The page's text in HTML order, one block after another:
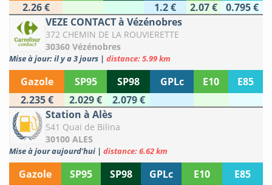
2.26 €
1.2 € 2.07 €
0.795 €
VEZE CONTACT à Vézénobres
372 CHEMIN DE LA ROUVIERETTE
30360 Vézénobres
Mise à jour: il y a 3 jours | distance: 5.99 km
Gazole SP95 SP98 GPLc E10
E85
2.235 €
2.029 €
2.079 €
Station à Alès
541 Quai de Bilina
30100 ALES
Mise à jour aujourd'hui | distance: 6.62 km
Gazole SP95 SP98 GPLc E10
E85